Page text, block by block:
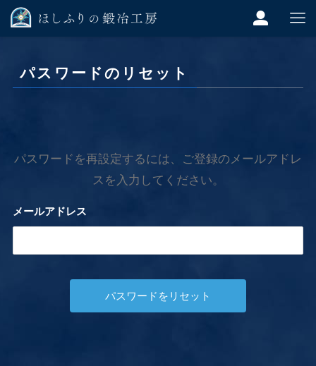
パスワードのリセット
パスワードを再設定するには、ご登録のメールアドレ
スを入力してください。
メールアドレス